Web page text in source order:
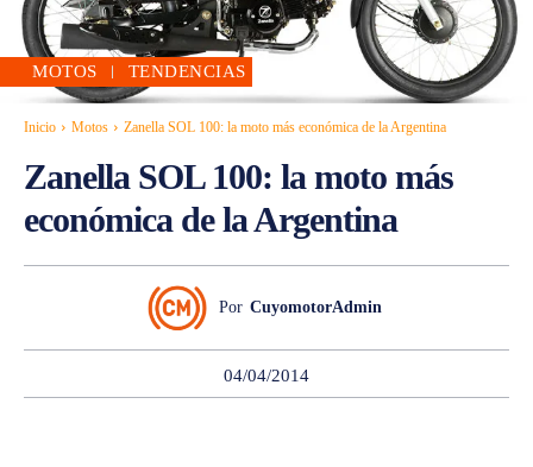
MOTOS TENDENCIAS
Inicio Motos Zanella SOL 100: la moto más económica de la Argentina
Zanella SOL 100: la moto más
económica de la Argentina
Por CuyomotorAdmin
04/04/2014